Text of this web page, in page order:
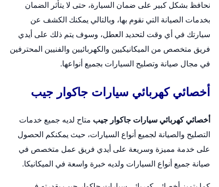
نحافظ بشكل كبير على ضمان السيارة، حتى لا يتأثر الضمان
بخدمات الصيانة التي نقوم بها، وبالتالي يمكنك الكشف عن
سيارتك في أي وقت لتحديد العطل، وسوف يتم ذلك على أيدي
فريق متخصص من الميكانيكيين والكهربائيين والفنيين المحترفين
في مجال صيانة وتصليح السيارات بجميع أنواعها.
أخصائي كهربائي سيارات جاكوار جيب
أخصائي كهربائي سيارات جاكوار جيب متاح لديه جميع خدمات
التصليح والصيانة لجميع أنواع السيارات، حيث يمكنكم الحصول
على خدمة مميزة وسريعة على أيدي فريق عمل متخصص في
صيانة جميع أنواع السيارات ولديه خبرة واسعة في الميكانيكا.